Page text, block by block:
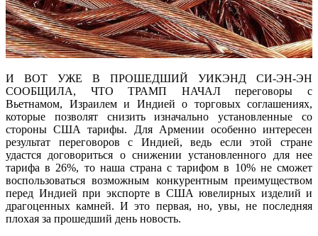
И ВОТ УЖЕ В ПРОШЕДШИЙ УИКЭНД СИ-ЭН-ЭН
СООБЩИЛА, ЧТО ТРАМП НАЧАЛ переговоры с
Вьетнамом, Израилем и Индией о торговых соглашениях,
которые позволят снизить изначально установленные со
стороны США тарифы. Для Армении особенно интересен
результат переговоров с Индией, ведь если этой стране
удастся договориться о снижении установленного для нее
тарифа в 26%, то наша страна с тарифом в 10% не сможет
воспользоваться возможным конкурентным преимуществом
перед Индией при экспорте в США ювелирных изделий и
драгоценных камней. И это первая, но, увы, не последняя
плохая за прошедший день новость.